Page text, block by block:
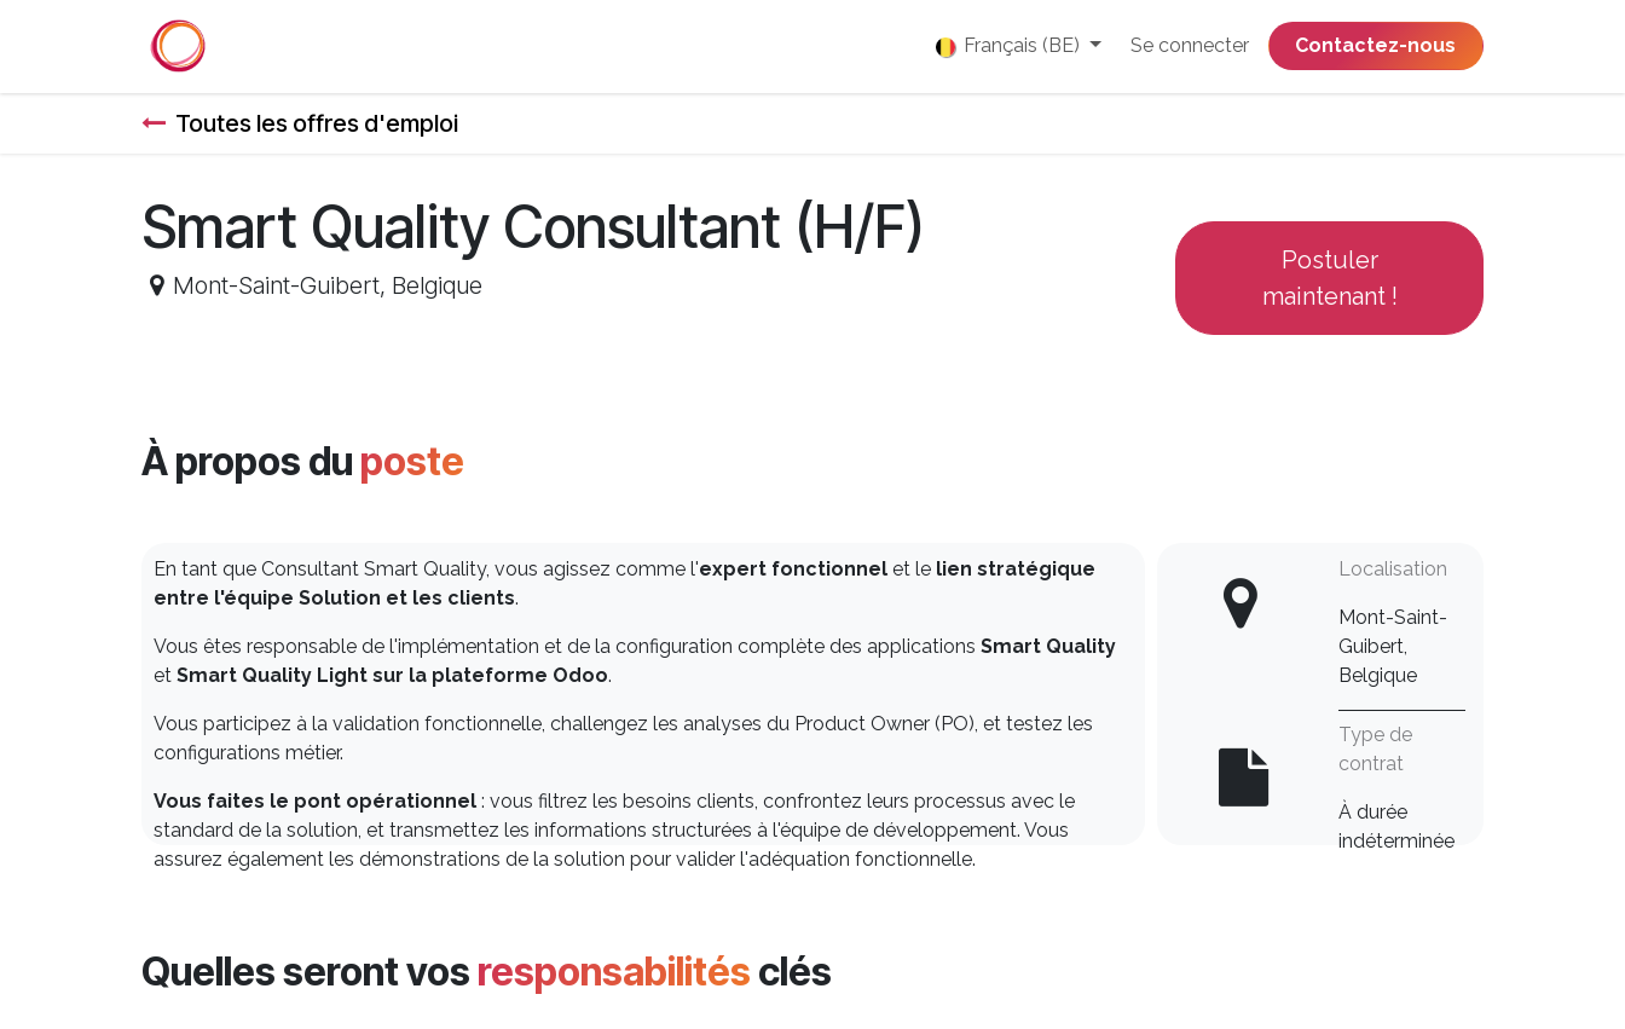
Français (BE) Se connecter ​​​​​​​​​​​​​​​​Contactez-nous
Toutes les offres d'emploi
Smart Quality Consultant (H/F)
Mont-Saint-Guibert, Belgique
Postuler
maintenant !
À propos du poste
Localisation
Mont-Saint-
Guibert,
Belgique
Type de
contrat
À durée
indéterminée
En tant que Consultant Smart Quality, vous agissez comme l'expert fonctionnel et le lien stratégique
entre l'équipe Solution et les clients.
Vous êtes responsable de l'implémentation et de la configuration complète des applications Smart Quality
et Smart Quality Light sur la plateforme Odoo.
Vous participez à la validation fonctionnelle, challengez les analyses du Product Owner (PO), et testez les
configurations métier.
Vous faites le pont opérationnel : vous filtrez les besoins clients, confrontez leurs processus avec le
standard de la solution, et transmettez les informations structurées à l'équipe de développement. Vous
assurez également les démonstrations de la solution pour valider l'adéquation fonctionnelle.
Quelles seront vos responsabilités clés